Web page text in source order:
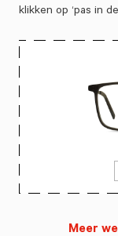
klikken op ‘pas in
Meer